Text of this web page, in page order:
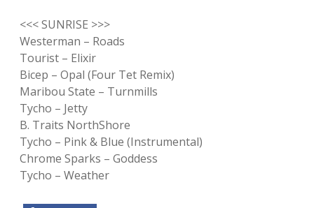
<<< SUNRISE >>>
Westerman – Roads
Tourist – Elixir
Bicep – Opal (Four Tet Remix)
Maribou State – Turnmills
Tycho – Jetty
B. Traits NorthShore
Tycho – Pink & Blue (Instrumental)
Chrome Sparks – Goddess
Tycho – Weather